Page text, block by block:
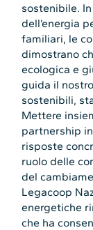
sostenibile.
dell’energia
familiari, le
dimostrano
ecologica e
guida il
sostenibili,
Mettere
partnership
risposte
ruolo delle
del
Legacoop
energetiche
che ha